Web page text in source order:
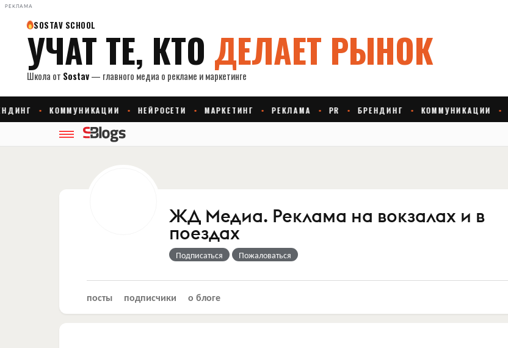
РЕКЛАМА
ЖД Медиа. Реклама на вокзалах и в
поездах
Подписаться Пожаловаться
посты подписчики о блоге